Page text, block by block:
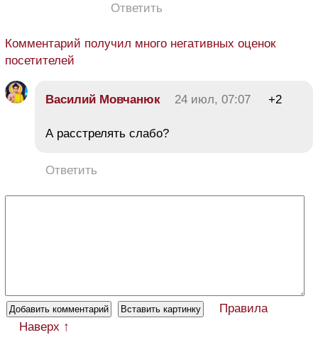
Ответить
Комментарий получил много негативных оценок
посетителей
Василий Мовчанюк 24 июл, 07:07 +2
А расстрелять слабо?
Ответить
Правила
Наверх ↑